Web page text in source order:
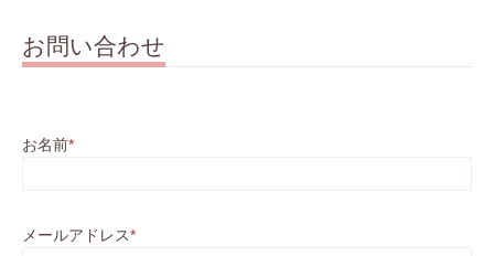
お問い合わせ
お名前*
メールアドレス*